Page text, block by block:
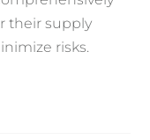
their supply
risks.